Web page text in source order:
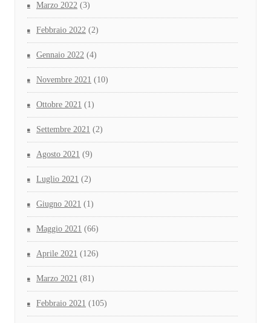
Marzo 2022 (3)
Febbraio 2022 (2)
Gennaio 2022 (4)
Novembre 2021 (10)
Ottobre 2021 (1)
Settembre 2021 (2)
Agosto 2021 (9)
Luglio 2021 (2)
Giugno 2021 (1)
Maggio 2021 (66)
Aprile 2021 (126)
Marzo 2021 (81)
Febbraio 2021 (105)